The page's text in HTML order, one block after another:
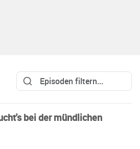
bei der mündlichen